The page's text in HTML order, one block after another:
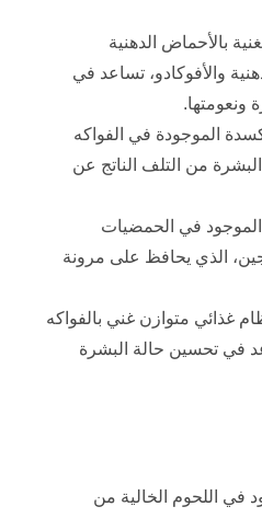
بالأحماض الدهنية
والأفوكادو، تساعد في
ونعومتها.
الموجودة في الفواكه
من التلف الناتج عن
الموجود في الحمضيات
الذي يحافظ على مرونة
غذائي متوازن غني بالفواكه
في تحسين حالة البشرة
في اللحوم الخالية من